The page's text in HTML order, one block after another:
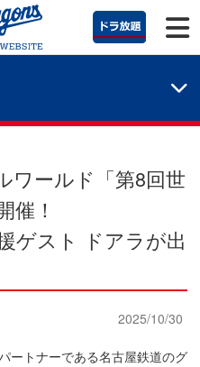
ワールド「第8回世
催！
ゲスト ドアラが出
2025/10/30
ートナーである名古屋鉄道のグ